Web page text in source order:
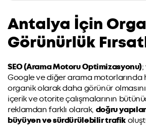
Antalya İçin
Görünürlük
SEO (Arama Motoru Optimizasyonu)
Google ve diğer arama motorlarında
organik olarak daha görünür
içerik ve otorite çalışmalarının
reklamdan farklı olarak, doğru
büyüyen ve sürdürülebilir trafik